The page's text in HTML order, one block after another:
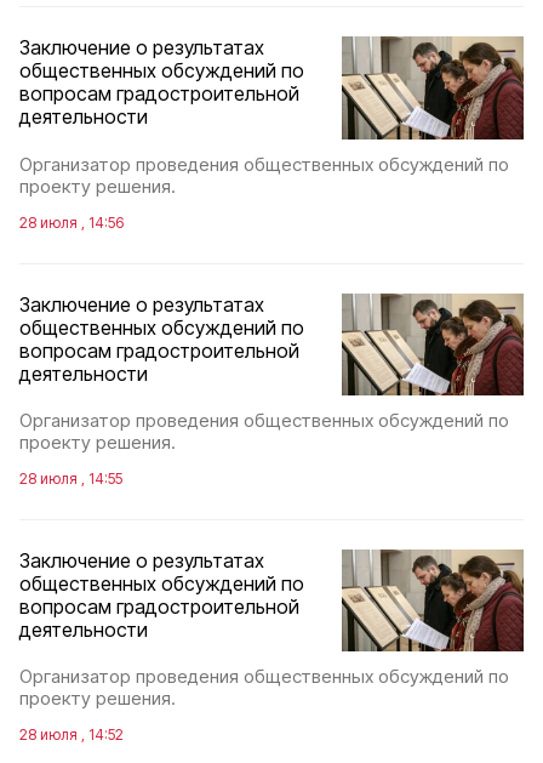
Заключение о результатах
общественных обсуждений по
вопросам градостроительной
деятельности
Организатор проведения общественных обсуждений по
проекту решения.
28 июля , 14:56
Заключение о результатах
общественных обсуждений по
вопросам градостроительной
деятельности
Организатор проведения общественных обсуждений по
проекту решения.
28 июля , 14:55
Заключение о результатах
общественных обсуждений по
вопросам градостроительной
деятельности
Организатор проведения общественных обсуждений по
проекту решения.
28 июля , 14:52